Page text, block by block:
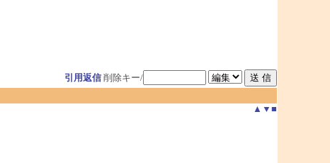
引用返信 削除キー/
▲ ▼ ■